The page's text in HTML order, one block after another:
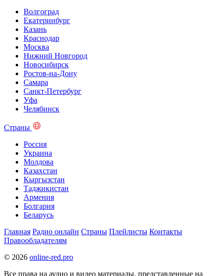
Волгоград
Екатеринбург
Казань
Краснодар
Москва
Нижний Новгород
Новосибирск
Ростов-на-Дону
Самара
Санкт-Петербург
Уфа
Челябинск
Страны
Россия
Украина
Молдова
Казахстан
Кыргызстан
Таджикистан
Армения
Болгария
Беларусь
Главная Радио онлайн Страны Плейлисты Контакты
Правообладателям
© 2026 online-red.pro
Все права на аудио и видео материалы, представленные на